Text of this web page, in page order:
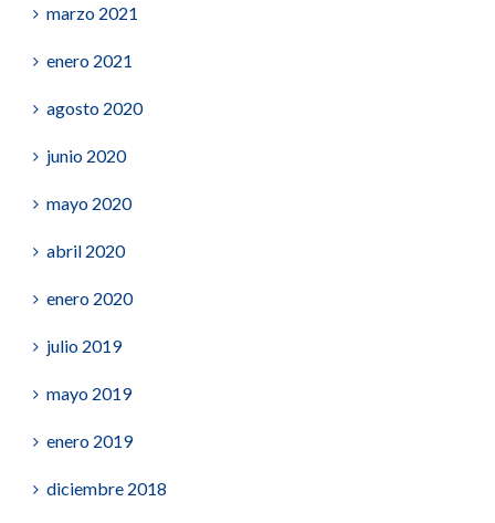
marzo 2021
enero 2021
agosto 2020
junio 2020
mayo 2020
abril 2020
enero 2020
julio 2019
mayo 2019
enero 2019
diciembre 2018